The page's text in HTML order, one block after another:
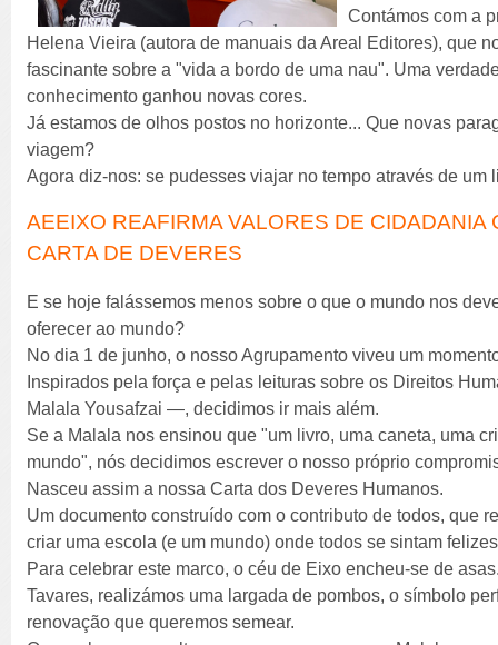
Contámos com a
Helena Vieira (autora de manuais da Areal Editores), que
fascinante sobre a "vida a bordo de uma nau". Uma
conhecimento ganhou novas cores.
Já estamos de olhos postos no horizonte... Que novas
viagem?
Agora diz-nos: se pudesses viajar no tempo através de
AEEIXO REAFIRMA VALORES DE CIDADANIA
CARTA DE DEVERES
E se hoje falássemos menos sobre o que o mundo nos
oferecer ao mundo?
No dia 1 de junho, o nosso Agrupamento viveu um
Inspirados pela força e pelas leituras sobre os Direitos
Malala Yousafzai —, decidimos ir mais além.
Se a Malala nos ensinou que "um livro, uma caneta, uma
mundo", nós decidimos escrever o nosso próprio
Nasceu assim a nossa Carta dos Deveres Humanos.
Um documento construído com o contributo de todos, que
criar uma escola (e um mundo) onde todos se sintam
Para celebrar este marco, o céu de Eixo encheu-se de
Tavares, realizámos uma largada de pombos, o símbolo
renovação que queremos semear.